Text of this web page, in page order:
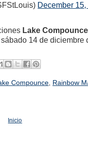
December
Lake Compounce
14 de diciembre
Compounce, Rainbow
Inicio